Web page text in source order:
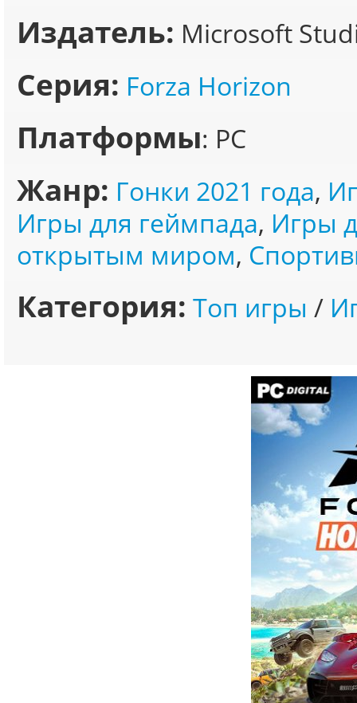
Издатель: Microsoft
Серия: Forza Horizon
Платформы: PC
Жанр: Гонки 2021 года,
Игры для геймпада, Игры
открытым миром,
Категория: Топ игры /